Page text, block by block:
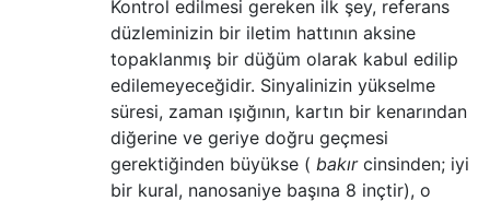
Kontrol edilmesi gereken ilk şey, referans
düzleminizin bir iletim hattının aksine
topaklanmış bir düğüm olarak kabul edilip
edilemeyeceğidir. Sinyalinizin yükselme
süresi, zaman ışığının, kartın bir kenarından
diğerine ve geriye doğru geçmesi
gerektiğinden büyükse ( bakırcinsinden; iyi
bir kural, nanosaniye başına 8 inçtir), o